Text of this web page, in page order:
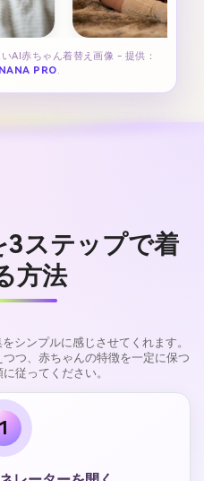
AI赤ちゃん着替え画像 - 提供：
PRO.
3ステップで着
方法
シンプルに感じさせてくれます。
つ、赤ちゃんの特徴を一定に保つ
従ってください。